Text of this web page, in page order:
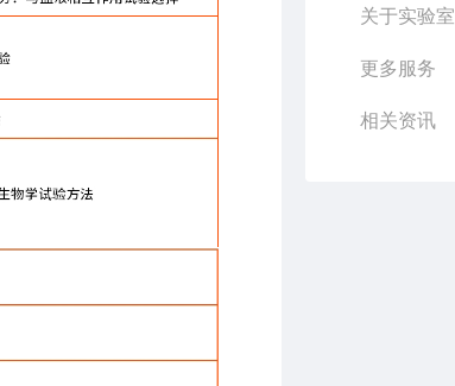
关于实验室
更多服务
相关资讯